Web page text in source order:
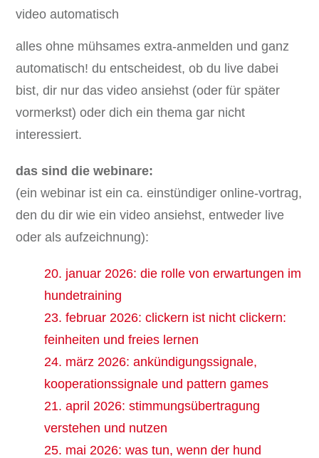
video automatisch
alles ohne mühsames extra-anmelden und ganz
automatisch! du entscheidest, ob du live dabei
bist, dir nur das video ansiehst (oder für später
vormerkst) oder dich ein thema gar nicht
interessiert.
das sind die webinare:
(ein webinar ist ein ca. einstündiger online-vortrag,
den du dir wie ein video ansiehst, entweder live
oder als aufzeichnung):
20. januar 2026: die rolle von erwartungen im
hundetraining
23. februar 2026: clickern ist nicht clickern:
feinheiten und freies lernen
24. märz 2026: ankündigungssignale,
kooperationssignale und pattern games
21. april 2026: stimmungsübertragung
verstehen und nutzen
25. mai 2026: was tun, wenn der hund